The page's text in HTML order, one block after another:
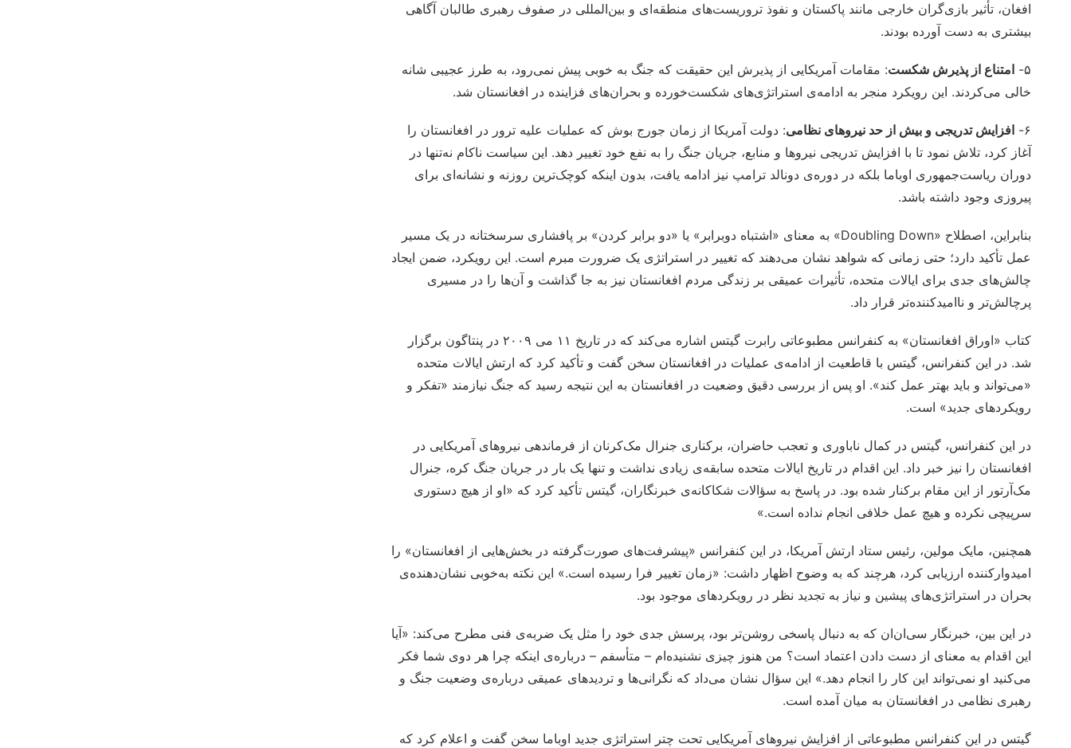
افغان، تأثیر بازی‌گران خارجی مانند پاکستان و نفوذ تروریست‌های منطقه‌ای و بین‌المللی در صفوف رهبری طالبان آگاهی
بیشتری به دست آورده بودند.
۵- امتناع از پذیرش شکست: مقامات آمریکایی از پذیرش این حقیقت که جنگ به خوبی پیش نمی‌رود، به طرز عجیبی شانه
خالی می‌کردند. این رویکرد منجر به ادامه‌ی استراتژی‌های شکست‌خورده و بحران‌های فزاینده در افغانستان شد.
۶- افزایش تدریجی و بیش از حد نیروهای نظامی: دولت آمریکا از زمان جورج بوش که عملیات علیه ترور در افغانستان را
آغاز کرد، تلاش نمود تا با افزایش تدریجی نیروها و منابع، جریان جنگ را به نفع خود تغییر دهد. این سیاست ناکام نه‌تنها در
دوران ریاست‌جمهوری اوباما بلکه در دوره‌ی دونالد ترامپ نیز ادامه یافت، بدون اینکه کوچک‌ترین روزنه و نشانه‌ای برای
پیروزی وجود داشته باشد.
بنابراین، اصطلاح «Doubling Down» به معنای «اشتباه دوبرابر» یا «دو برابر کردن» بر پافشاری سرسختانه در یک مسیر
عمل تأکید دارد؛ حتی زمانی که شواهد نشان می‌دهند که تغییر در استراتژی یک ضرورت مبرم است. این رویکرد، ضمن ایجاد
چالش‌های جدی برای ایالات متحده، تأثیرات عمیقی بر زندگی مردم افغانستان نیز به جا گذاشت و آن‌ها را در مسیری
پرچالش‌تر و ناامیدکننده‌تر قرار داد.
کتاب «اوراق افغانستان» به کنفرانس مطبوعاتی رابرت گیتس اشاره می‌کند که در تاریخ ۱۱ می ۲۰۰۹ در پنتاگون برگزار
شد. در این کنفرانس، گیتس با قاطعیت از ادامه‌ی عملیات در افغانستان سخن گفت و تأکید کرد که ارتش ایالات متحده
«می‌تواند و باید بهتر عمل کند». او پس از بررسی دقیق وضعیت در افغانستان به این نتیجه رسید که جنگ نیازمند «تفکر و
رویکردهای جدید» است.
در این کنفرانس، گیتس در کمال ناباوری و تعجب حاضران، برکناری جنرال مک‌کرنان از فرماندهی نیروهای آمریکایی در
افغانستان را نیز خبر داد. این اقدام در تاریخ ایالات متحده سابقه‌ی زیادی نداشت و تنها یک بار در جریان جنگ کره، جنرال
مک‌آرتور از این مقام برکنار شده بود. در پاسخ به سؤالات شکاکانه‌ی خبرنگاران، گیتس تأکید کرد که «او از هیچ دستوری
سرپیچی نکرده و هیچ عمل خلافی انجام نداده است.»
همچنین، مایک مولین، رئیس ستاد ارتش آمریکا، در این کنفرانس «پیشرفت‌های صورت‌گرفته در بخش‌هایی از افغانستان» را
امیدوارکننده ارزیابی کرد، هرچند که به وضوح اظهار داشت: «زمان تغییر فرا رسیده است.» این نکته به‌خوبی نشان‌دهنده‌ی
بحران در استراتژی‌های پیشین و نیاز به تجدید نظر در رویکردهای موجود بود.
در این بین، خبرنگار سی‌ان‌ان که به دنبال پاسخی روشن‌تر بود، پرسش جدی خود را مثل یک ضربه‌ی فنی مطرح می‌کند: «آیا
این اقدام به معنای از دست دادن اعتماد است؟ من هنوز چیزی نشنیده‌ام – متأسفم – درباره‌ی اینکه چرا هر دوی شما فکر
می‌کنید او نمی‌تواند این کار را انجام دهد.» این سؤال نشان می‌داد که نگرانی‌ها و تردیدهای عمیقی درباره‌ی وضعیت جنگ و
رهبری نظامی در افغانستان به میان آمده است.
گیتس در این کنفرانس مطبوعاتی از افزایش نیروهای آمریکایی تحت چتر استراتژی جدید اوباما سخن گفت و اعلام کرد که